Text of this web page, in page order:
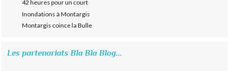
42 heures pour un court
Inondations à Montargis
Montargis coince la Bulle
Les partenariats Bla Bla Blog...